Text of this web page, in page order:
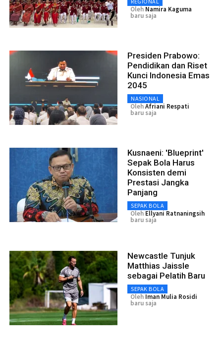
Oleh Namira Kaguma
baru saja
Presiden Prabowo:
Pendidikan dan Riset
Kunci Indonesia Emas
2045
NASIONAL
OlehAfriani Respati
baru saja
Kusnaeni: 'Blueprint'
Sepak Bola Harus
Konsisten demi
Prestasi Jangka
Panjang
SEPAK BOLA
Oleh Ellyani Ratnaningsih
baru saja
Newcastle Tunjuk
Matthias Jaissle
sebagai Pelatih Baru
SEPAK BOLA
Oleh Iman Mulia Rosidi
baru saja